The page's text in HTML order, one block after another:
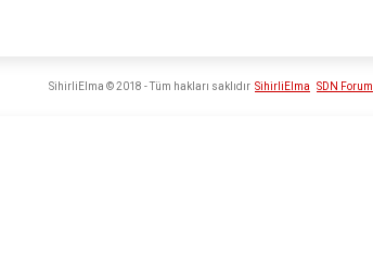
SihirliElma SDN Forum
SihirliElma © 2018 - Tüm hakları saklıdır